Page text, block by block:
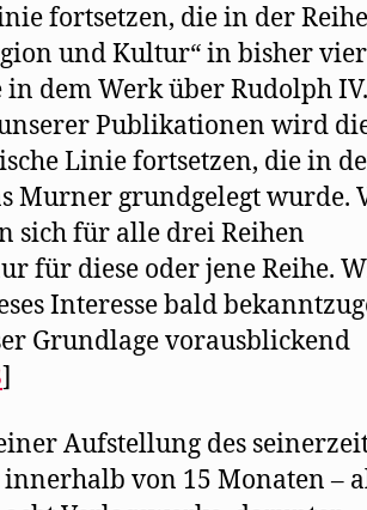
fortsetzen, die in der Reihe
und Kultur“ in bisher vier
dem Werk über Rudolph IV.
Publikationen wird
Linie fortsetzen, die in
Murner grundgelegt wurde.
sich für alle drei Reihen
für diese oder jene Reihe.
Interesse bald
Grundlage vorausblickend
]
Aufstellung des
von 15 Monaten –